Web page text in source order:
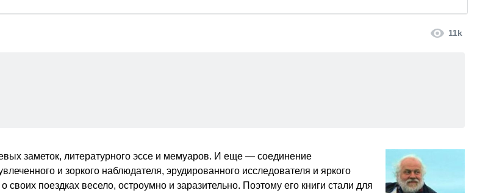
11k
заметок, литературного эссе и мемуаров. И еще — соединение
и зоркого наблюдателя, эрудированного исследователя и яркого
поездках весело, остроумно и заразительно. Поэтому его книги стали для